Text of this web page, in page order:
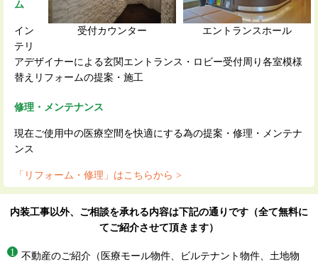
エントランスホール
受付カウンター
ム
イン
テリ
アデザイナーによる玄関エントランス・ロビー受付周り各室模様
替えリフォームの提案・施工
修理・メンテナンス
現在ご使用中の医療空間を快適にする為の提案・修理・メンテナ
ンス
「リフォーム・修理」はこちらから >
内装工事以外、ご相談を承れる内容は下記の通りです（全て無料に
てご紹介させて頂きます）
不動産のご紹介（医療モール物件、ビルテナント物件、土地物